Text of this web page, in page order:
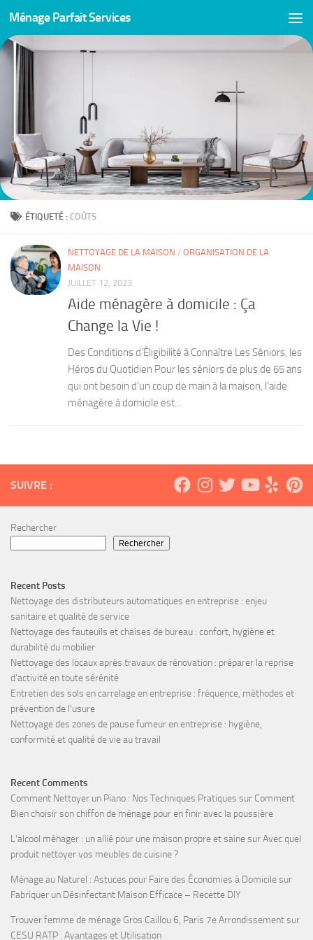
Skip to content
Ménage Parfait Services
ÉTIQUETÉ :COÛTS
NETTOYAGE DE LA MAISON / ORGANISATION DE LA
MAISON
JUILLET 12, 2023
Aide ménagère à domicile : Ça
Change la Vie !
Des Conditions d’Éligibilité à Connaître Les Séniors, les
Héros du Quotidien Pour les séniors de plus de 65 ans
qui ont besoin d’un coup de main à la maison, l’aide
ménagère à domicile est...
SUIVRE :
Rechercher
Rechercher
Recent Posts
Nettoyage des distributeurs automatiques en entreprise : enjeu
sanitaire et qualité de service
Nettoyage des fauteuils et chaises de bureau : confort, hygiène et
durabilité du mobilier
Nettoyage des locaux après travaux de rénovation : préparer la reprise
d’activité en toute sérénité
Entretien des sols en carrelage en entreprise : fréquence, méthodes et
prévention de l’usure
Nettoyage des zones de pause fumeur en entreprise : hygiène,
conformité et qualité de vie au travail
Recent Comments
Comment Nettoyer un Piano : Nos Techniques Pratiques sur Comment
Bien choisir son chiffon de ménage pour en finir avec la poussière
L'alcool ménager : un allié pour une maison propre et sainesurAvec quel
produit nettoyer vos meubles de cuisine ?
Ménage au Naturel : Astuces pour Faire des Économies à Domicilesur
Fabriquer un Désinfectant Maison Efficace – Recette DIY
Trouver femme de ménage Gros Caillou 6, Paris 7e Arrondissementsur
CESU RATP : Avantages et Utilisation